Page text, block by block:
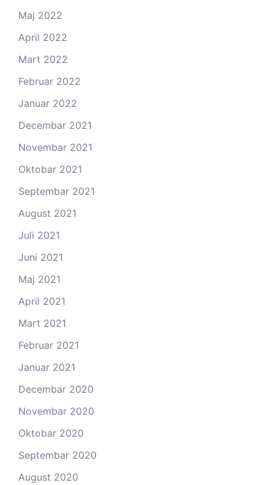
Maj 2022
April 2022
Mart 2022
Februar 2022
Januar 2022
Decembar 2021
Novembar 2021
Oktobar 2021
Septembar 2021
August 2021
Juli 2021
Juni 2021
Maj 2021
April 2021
Mart 2021
Februar 2021
Januar 2021
Decembar 2020
Novembar 2020
Oktobar 2020
Septembar 2020
August 2020